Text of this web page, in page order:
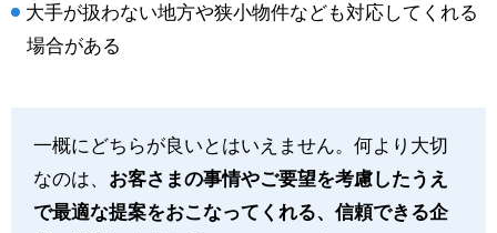
大手が扱わない地方や狭小物件なども対応してくれる
場合がある
一概にどちらが良いとはいえません。何より大切
なのは、 お客さまの事情やご要望を考慮したうえ
で最適な提案をおこなってくれる、信頼できる企